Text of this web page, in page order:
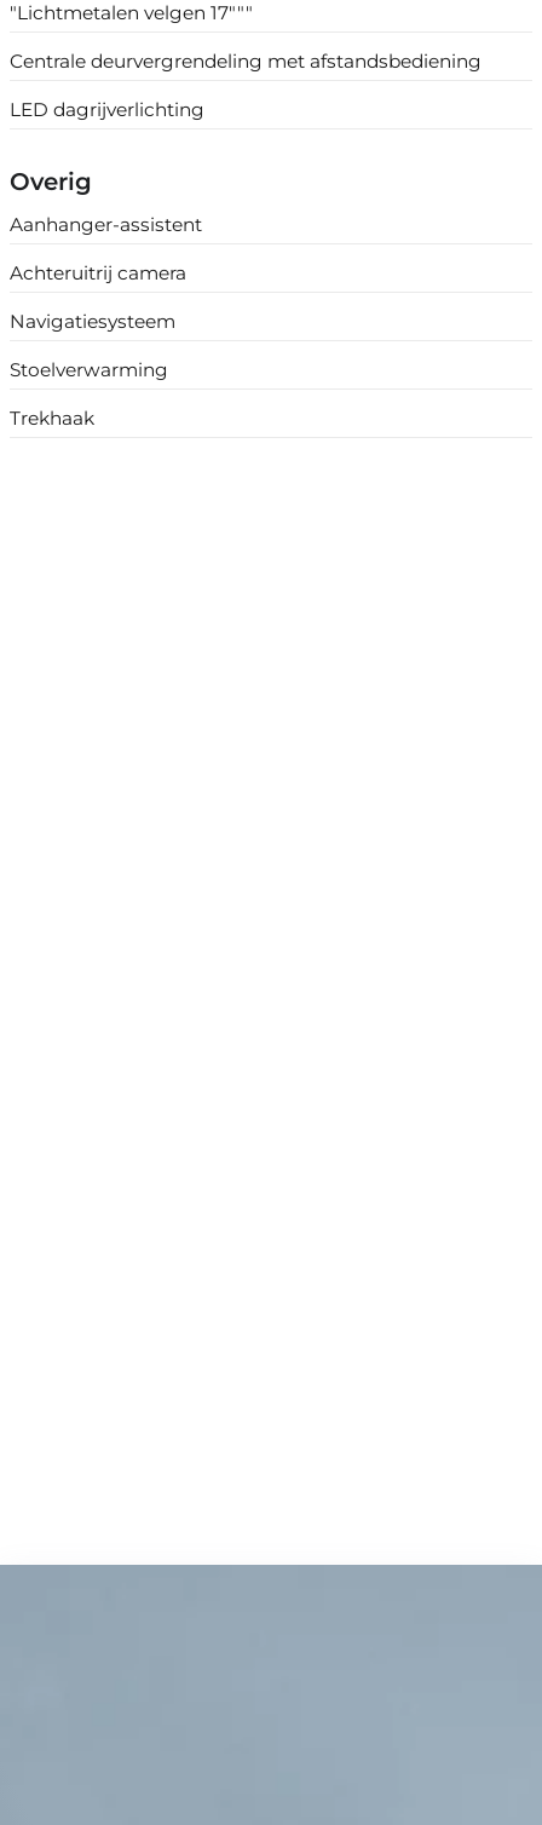
"Lichtmetalen velgen 17"""
Centrale deurvergrendeling met afstandsbediening
LED dagrijverlichting
Overig
Aanhanger-assistent
Achteruitrij camera
Navigatiesysteem
Stoelverwarming
Trekhaak